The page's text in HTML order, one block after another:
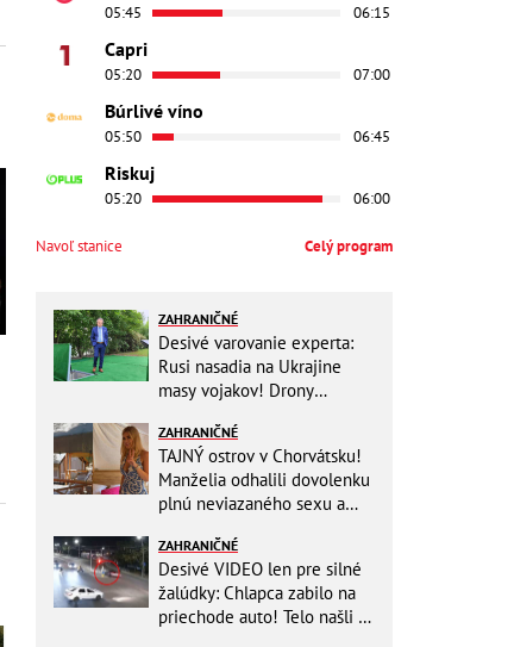
05:45 06:15
Capri
05:20 07:00
Búrlivé víno
05:50 06:45
Riskuj
05:20 06:00
Navoľ stanice Celý program
ZAHRANIČNÉ
Desivé varovanie experta:
Rusi nasadia na Ukrajine
masy vojakov! Drony
ZAHRANIČNÉ
TAJNÝ ostrov v Chorvátsku!
Manželia odhalili dovolenku
plnú neviazaného sexu a
ZAHRANIČNÉ
Desivé VIDEO len pre silné
žalúdky: Chlapca zabilo na
priechode auto! Telo našli o